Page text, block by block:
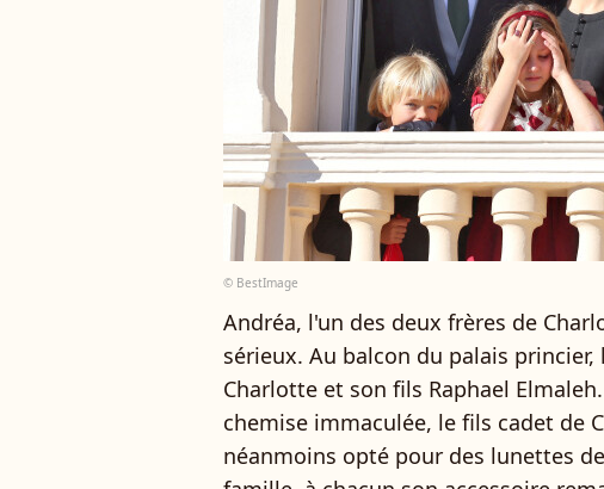
© BestImage
Andréa, l'un des deux frères de
sérieux. Au balcon du palais
Charlotte et son fils Raphael
chemise immaculée, le fils cadet de
néanmoins opté pour des lunettes